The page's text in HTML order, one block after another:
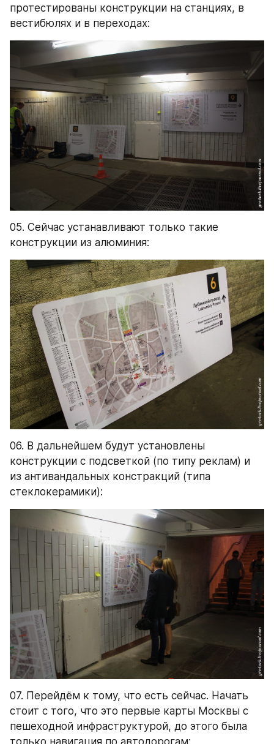
протестированы конструкции на станциях, в
вестибюлях и в переходах:
05. Сейчас устанавливают только такие
конструкции из алюминия:
06. В дальнейшем будут установлены
конструкции с подсветкой (по типу реклам) и
из антивандальных констракций (типа
стеклокерамики):
07. Перейдём к тому, что есть сейчас. Начать
стоит с того, что это первые карты Москвы с
пешеходной инфраструктурой, до этого была
только навигация по автодорогам: